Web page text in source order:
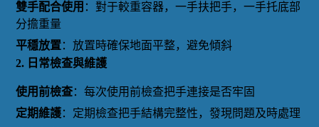
雙手配合使用 ：對于較重容器，一手扶把手，一手托底部
分擔重量
平穩放置：放置時確保地面平整，避免傾斜
2. 日常檢查與維護
使用前檢查：每次使用前檢查把手連接是否牢固
定期維護：定期檢查把手結構完整性，發現問題及時處理